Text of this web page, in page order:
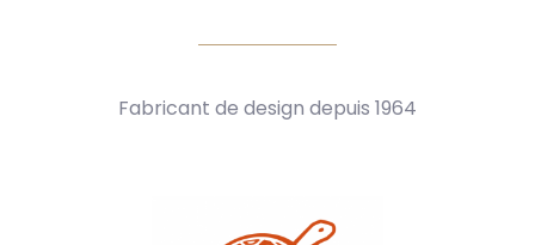
Fabricant de design depuis 1964